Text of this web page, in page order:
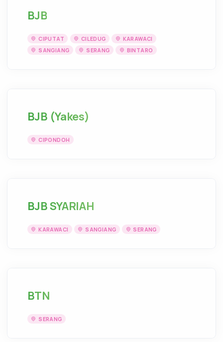
BJB
CIPUTAT CILEDUG
KARAWACI
SANGIANG
SERANG BINTARO
BJB (Yakes)
CIPONDOH
BJB SYARIAH
KARAWACI SANGIANG SERANG
BTN
SERANG